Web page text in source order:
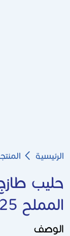
الرئيسية
حليب
المملح 225 مل
الوصف